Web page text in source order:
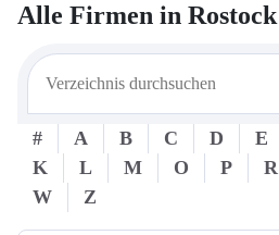
Alle Firmen in Rostock
# A B C D E
K
L M O P R
W
Z